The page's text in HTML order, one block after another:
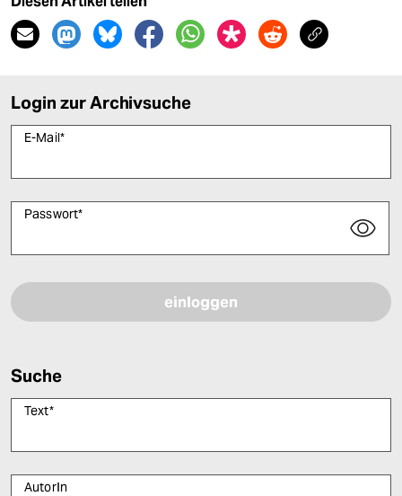
Login zur Archivsuche
E-Mail*
Passwort*
Suche
Text*
AutorIn